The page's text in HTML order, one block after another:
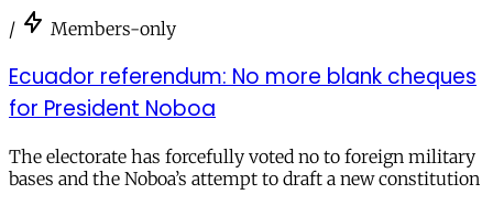
/ Members-only
Ecuador referendum: No more blank cheques
for President Noboa
The electorate has forcefully voted no to foreign military
bases and the Noboa’s attempt to draft a new constitution